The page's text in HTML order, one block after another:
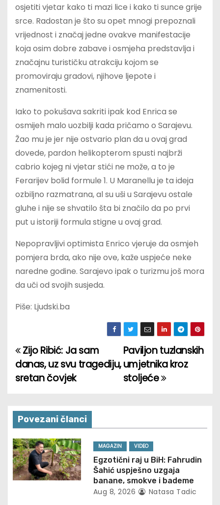
osjetiti vjetar kako ti mazi lice i kako ti sunce grije
srce. Radostan je što su opet mnogi prepoznali
vrijednost i značaj jedne ovakve manifestacije
koja osim dobre zabave i osmjeha predstavlja i
značajnu turističku atrakciju kojom se
promoviraju gradovi, njihove ljepote i
znamenitosti.
Iako to pokušava sakriti ipak kod Enrica se
osmijeh malo uozbilji kada pričamo o Sarajevu.
Žao mu je jer nije ostvario plan da u ovaj grad
dovede, pardon helikopterom spusti najbrži
cabrio kojeg ni vjetar stići ne može, a to je
Ferarijev bolid formule 1. U Maranellu je ta ideja
ozbiljno razmatrana, al su uši u Sarajevu ostale
gluhe i nije se shvatilo šta bi značilo da po prvi
put u istoriji formula stigne u ovaj grad.
Nepopravljivi optimista Enrico vjeruje da osmjeh
pomjera brda, ako nije ove, kaže uspjeće neke
naredne godine. Sarajevo ipak o turizmu još mora
da uči od svojih susjeda.
Piše: Ljudski.ba
P
o
t
n
a
v
Paviljon tuzlanskih
umjetnika kroz
stoljeće
Zijo Ribić: Ja sam
danas, uz svu tragediju,
sretan čovjek
Povezani članci
MAGAZIN VIDEO
Egzotični raj u BiH: Fahrudin
Šahić uspješno uzgaja
banane, smokve i bademe
Aug 8, 2026 Natasa Tadic